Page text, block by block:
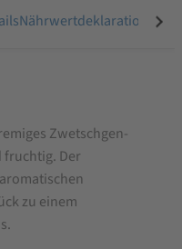
Nährwertdeklaration
Zwetschgen-
Der
zu einem